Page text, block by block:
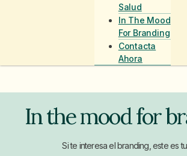
Salud
In The Mood
For Branding
Contacta
Ahora
In the mood for
Si te interesa el branding, este es